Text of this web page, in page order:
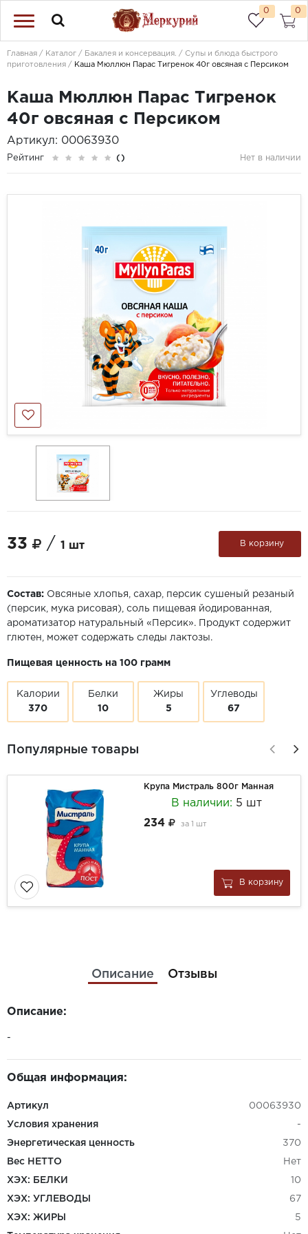
0 0
Главная Каталог Бакалея и консервация.
Супы и блюда быстрого
приготовления
Каша Мюллюн Парас Тигренок 40г овсяная с Персиком
Каша Мюллюн Парас Тигренок
40г овсяная с Персиком
Артикул: 00063930
Рейтинг () Нет в наличии
33 / 1 шт В корзину
Состав: Овсяные хлопья, сахар, персик сушеный резаный
(персик, мука рисовая), соль пищевая йодированная,
ароматизатор натуральный «Персик». Продукт содержит
глютен, может содержать следы лактозы.
Пищевая ценность на 100 грамм
Калории
370
Белки
10
Жиры
5
Углеводы
67
Популярные товары
Крупа Мистраль 800г Манная
В наличии: 5 шт
234
за 1 шт
В корзину
Описание Отзывы
Описание:
-
Общая информация:
Артикул 00063930
Условия хранения -
Энергетическая ценность 370
Вес НЕТТО Нет
ХЭХ: БЕЛКИ 10
ХЭХ: УГЛЕВОДЫ 67
ХЭХ: ЖИРЫ 5